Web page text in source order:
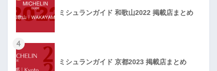
ミシュランガイド 和歌山2022 掲載店まとめ
4
ミシュランガイド 京都2023 掲載店まとめ